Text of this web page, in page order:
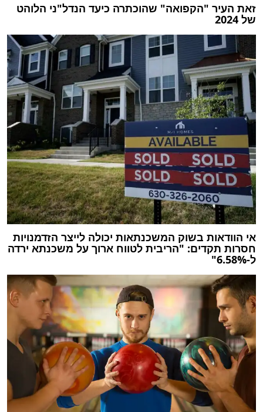
זאת העיר "הקפואה" שהוכתרה כיעד הנדל"ני הלוהט
של 2024
אי הוודאות בשוק המשכנתאות יכולה לייצר הזדמנויות
חסרות תקדים: "הריבית לטווח ארוך על משכנתא ירדה
ל-6.58%"